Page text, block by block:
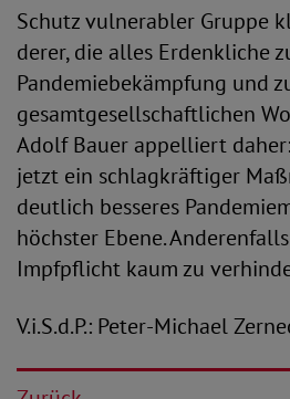
Schutz vulnerabler Gruppe
derer, die alles Erdenkliche
Pandemiebekämpfung und
gesamtgesellschaftlichen
Adolf Bauer appelliert
jetzt ein schlagkräftiger
deutlich besseres
höchster Ebene.
Impfpflicht kaum zu
V.i.S.d.P.: Peter-Michael